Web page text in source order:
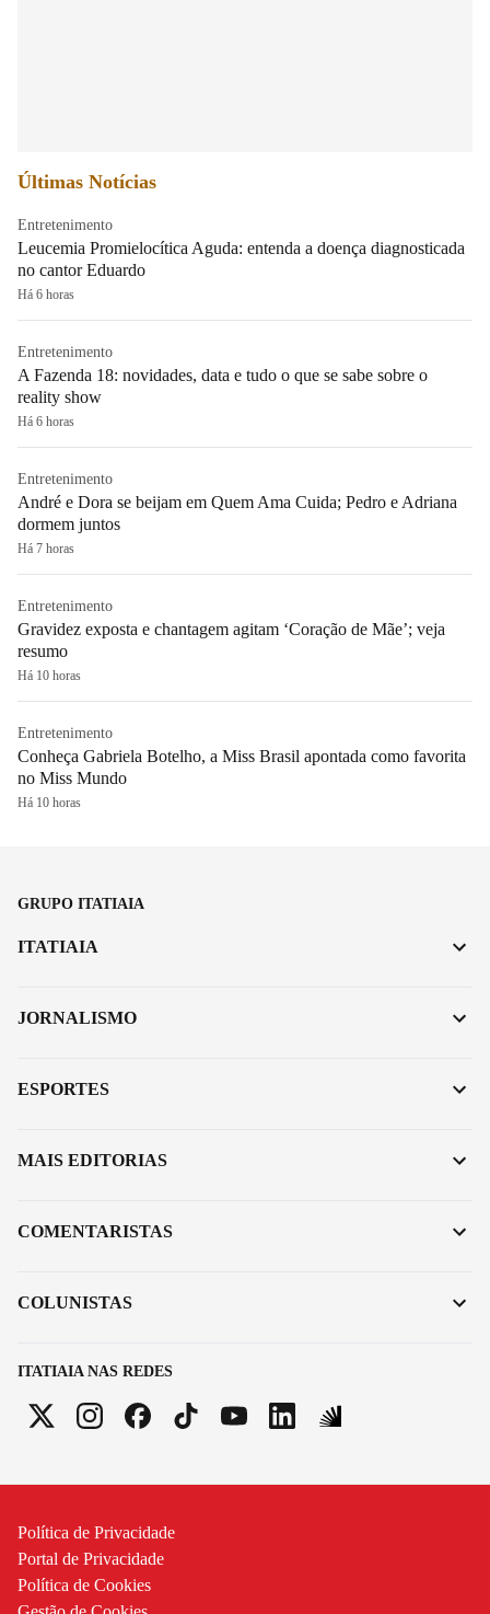
Últimas Notícias
Entretenimento
Leucemia Promielocítica Aguda: entenda a doença diagnosticada
no cantor Eduardo
Há 6 horas
Entretenimento
A Fazenda 18: novidades, data e tudo o que se sabe sobre o
reality show
Há 6 horas
Entretenimento
André e Dora se beijam em Quem Ama Cuida; Pedro e Adriana
dormem juntos
Há 7 horas
Entretenimento
Gravidez exposta e chantagem agitam ‘Coração de Mãe’; veja
resumo
Há 10 horas
Entretenimento
Conheça Gabriela Botelho, a Miss Brasil apontada como favorita
no Miss Mundo
Há 10 horas
GRUPO ITATIAIA
ITATIAIA NAS REDES
ITATIAIA
JORNALISMO
ESPORTES
MAIS EDITORIAS
COMENTARISTAS
COLUNISTAS
Política de Privacidade
Portal de Privacidade
Política de Cookies